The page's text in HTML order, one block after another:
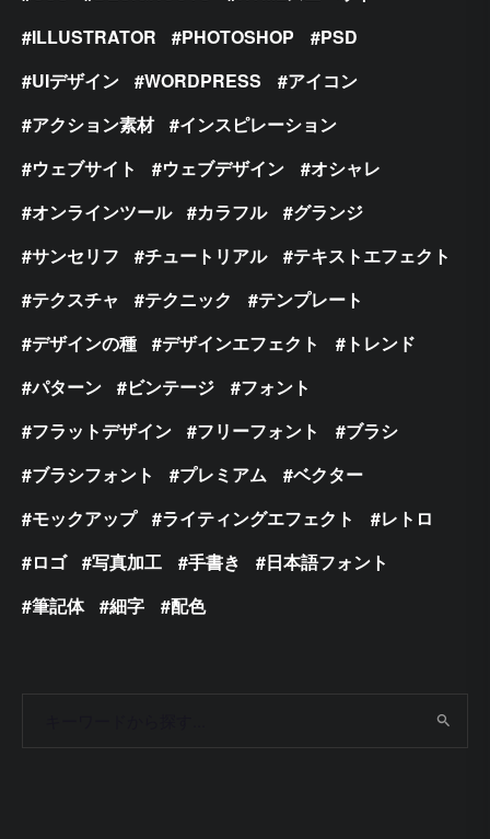
ILLUSTRATOR
PHOTOSHOP
PSD
UIデザイン
WORDPRESS
アイコン
アクション素材
インスピレーション
ウェブサイト
ウェブデザイン
オシャレ
オンラインツール
カラフル
グランジ
サンセリフ
チュートリアル
テキストエフェクト
テクスチャ
テクニック
テンプレート
デザインの種
デザインエフェクト
トレンド
パターン
ビンテージ
フォント
フラットデザイン
フリーフォント
ブラシ
ブラシフォント
プレミアム
ベクター
モックアップ
ライティングエフェクト
レトロ
ロゴ
写真加工 手書き
日本語フォント
筆記体
細字 配色